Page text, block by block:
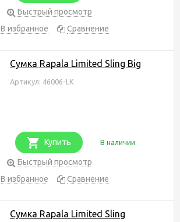
Быстрый просмотр
В избранное
Сравнение
Сумка Rapala Limited Sling Big
Артикул: 46006-LK
Купить В наличии
Быстрый просмотр
В избранное
Сравнение
Сумка Rapala Limited Sling